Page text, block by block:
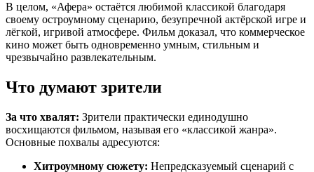
В целом, «Афера» остаётся любимой классикой благодаря
своему остроумному сценарию, безупречной актёрской игре и
лёгкой, игривой атмосфере. Фильм доказал, что коммерческое
кино может быть одновременно умным, стильным и
чрезвычайно развлекательным.
Что думают зрители
За что хвалят: Зрители практически единодушно
восхищаются фильмом, называя его «классикой жанра».
Основные похвалы адресуются:
Хитроумному сюжету: Непредсказуемый сценарий с